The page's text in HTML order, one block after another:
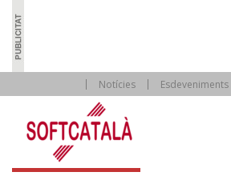
Notícies Esdeveniments